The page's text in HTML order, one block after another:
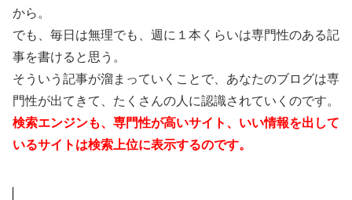
から。
でも、毎日は無理でも、週に１本くらいは専門性のある記
事を書けると思う。
そういう記事が溜まっていくことで、あなたのブログは専
門性が出てきて、たくさんの人に認識されていくのです。
検索エンジンも、専門性が高いサイト、いい情報を出して
いるサイトは検索上位に表示するのです。